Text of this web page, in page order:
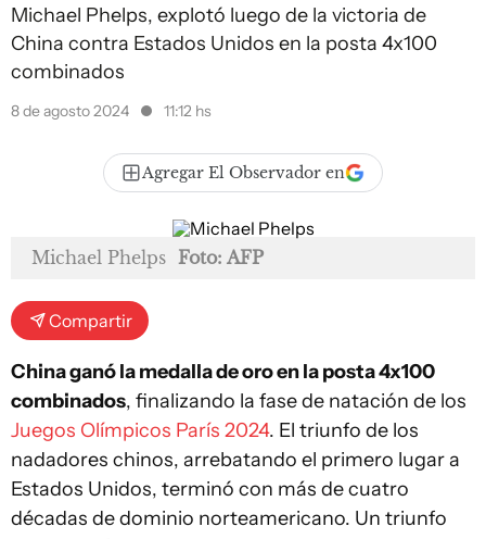
Michael Phelps, explotó luego de la victoria de
China contra Estados Unidos en la posta 4x100
combinados
8 de agosto 2024 11:12 hs
Agregar El Observador en
Michael Phelps Foto: AFP
Compartir
China ganó la medalla de oro en la posta 4x100
combinados, finalizando la fase de natación de los
Juegos Olímpicos París 2024. El triunfo de los
nadadores chinos, arrebatando el primero lugar a
Estados Unidos, terminó con más de cuatro
décadas de dominio norteamericano. Un triunfo